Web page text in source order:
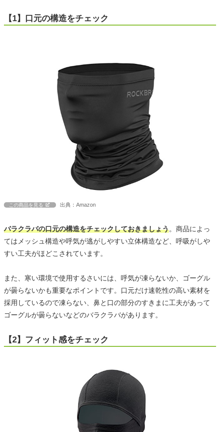
【1】口元の構造をチェック
この商品を見る 出典：Amazon
バラクラバの口元の構造をチェックしておきましょう。商品によっ
てはメッシュ構造や呼気が逃がしやすい立体構造など、呼吸がしや
すい工夫がほどこされています。
また、寒い環境で使用するさいには、呼気が凍らないか、ゴーグル
が曇らないかも重要なポイントです。口元だけ速乾性の高い素材を
採用しているので凍らない、鼻と口の部分のすきまに工夫があって
ゴーグルが曇らないなどのバラクラバがあります。
【2】フィット感をチェック